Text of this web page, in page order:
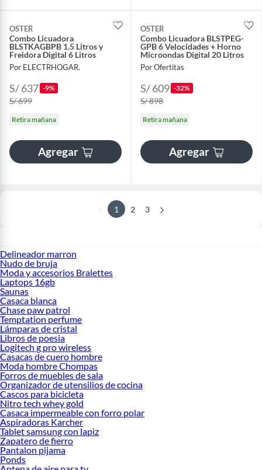
OSTER
Combo Licuadora
BLSTKAGBPB 1.5 Litros y
Freidora Digital 6 Litros
Por ELECTRHOGAR.
S/ 637 -9%
S/ 699
Retira mañana
Agregar
OSTER
Combo Licuadora BLSTPEG-
GPB 6 Velocidades + Horno
Microondas Digital 20 Litros
Por Ofertitas
S/ 609 -32%
S/ 898
Retira mañana
Agregar
1 2 3
Delineador marron
Nudo de bruja
Moda y accesorios Bralettes
Laptops 16gb
Saunas
Casaca blanca
Chase paw patrol
Temptation perfume
Lámparas de cristal
Libros de poesia
Logitech g pro wireless
Casacas de cuero hombre
Moda hombre Chompas
Forros de muebles de sala
Organizador de utensilios de cocina
Cascos para bicicleta
Nitro tech whey gold
Casaca impermeable con forro polar
Aspiradoras Karcher
Tablet samsung con lapiz
Zapatero de fierro
Pantalon pijama
Ponds